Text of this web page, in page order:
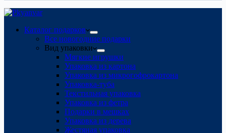
Каталог подарков
Все новогодние подарки
Вид упаковки
Мягкие игрушки
Упаковка из картона
Упаковка из микрогофрокартона
Упаковка-туба
Текстильная упаковка
Упаковка из фетра
Подарки в мешках
Упаковка из дерева
Жестяная упаковка